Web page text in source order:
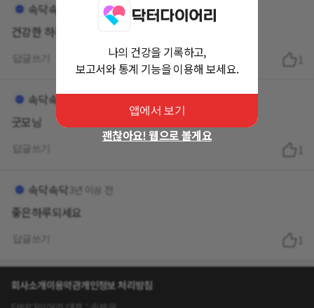
속닥속닥 3년 이상 전
건강한 하루 보내세요
1
속닥속닥
굿모닝
1
속닥속닥 3년 이상 전
좋은하루되세요
1
회사소개이용약관개인정보 처리방침
나의 건강을 기록하고,
보고서와 통계 기능을 이용해 보세요.
앱에서 보기
괜찮아요! 웹으로 볼게요